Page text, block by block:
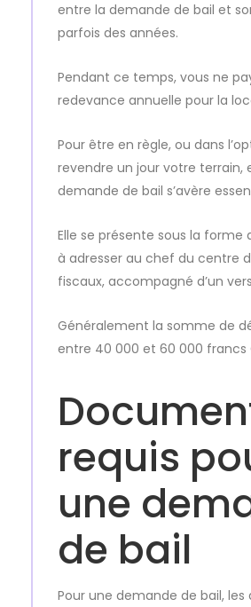
entre la demande de bail et
parfois des années.
Pendant ce temps, vous ne
redevance annuelle pour la
Pour être en règle, ou dans
revendre un jour votre terrain,
demande de bail s’avère
Elle se présente sous la forme
à adresser au chef du centre
fiscaux, accompagné d’un
Généralement la somme de
entre 40 000 et 60 000 francs
requis
une
de bail
Pour une demande de bail,